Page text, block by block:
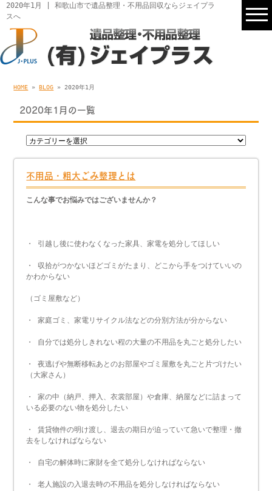
2020年1月 | 和歌山市で遺品整理・不用品回収ならジェイプラ
スへ
HOME »BLOG » 2020年1月
2020年1月の一覧
不用品・粗大ごみ整理とは
こんな事でお悩みではございませんか？
・ 引越し後に使わなくなった家具、家電を処分してほしい
・ 収拾がつかないほどゴミがたまり、どこから手をつけていいの
かわからない
（ゴミ屋敷など）
・ 家庭ゴミ、家電リサイクル法などの分別方法が分からない
・ 自分では処分しきれない程の大量の不用品を丸ごと処分したい
・ 夜逃げや無断移転あとのお部屋やゴミ屋敷を丸ごと片づけたい
（大家さん）
・ 家の中（納戸、押入、衣裳部屋）や倉庫、納屋などに詰まって
いる必要のない物を処分したい
・ 賃貸物件の明け渡し、退去の期日が迫っていて急いで整理・撤
去をしなければならない
・ 自宅の解体時に家財を全て処分しなければならない
・ 老人施設の入退去時の不用品を処分しなければならない